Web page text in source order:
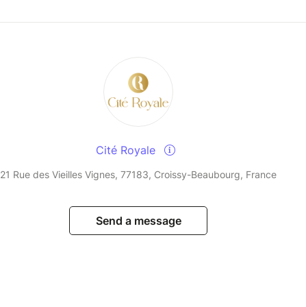
Cité Royale
21 Rue des Vieilles Vignes, 77183, Croissy-Beaubourg, France
Send a message